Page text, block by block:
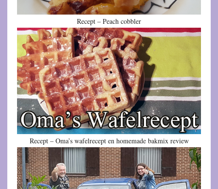
Recept – Peach cobbler
Recept – Oma’s wafelrecept en homemade bakmix review